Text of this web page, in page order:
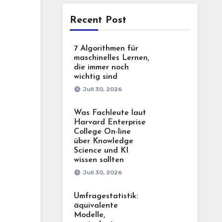
Recent Post
7 Algorithmen für
maschinelles Lernen,
die immer noch
wichtig sind
Juli 30, 2026
Was Fachleute laut
Harvard Enterprise
College On-line
über Knowledge
Science und KI
wissen sollten
Juli 30, 2026
Umfragestatistik:
äquivalente
Modelle,